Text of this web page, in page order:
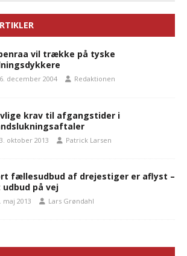
vil trække på tyske
december 2004 Redaktionen
krav til afgangstider i
oktober 2013 Patrick Larsen
fællesudbud af drejestiger er aflyst –
udbud på vej
maj 2013 Lars Grøndahl